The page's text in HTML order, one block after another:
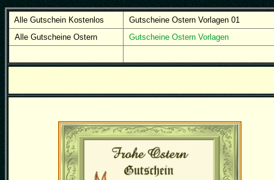
Alle Gutschein Kostenlos
Gutscheine Ostern Vorlagen 01
Alle Gutscheine Ostern
Gutscheine Ostern Vorlagen